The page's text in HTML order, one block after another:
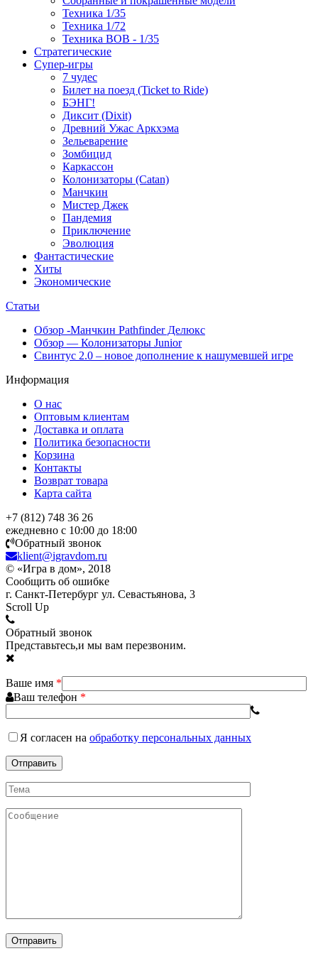
Техника 1/35
Техника 1/72
Техника ВОВ - 1/35
Стратегические
Супер-игры
7 чудес
Билет на поезд (Ticket to Ride)
БЭНГ!
Диксит (Dixit)
Древний Ужас Аркхэма
Зельеварение
Зомбицид
Каркассон
Колонизаторы (Catan)
Манчкин
Мистер Джек
Пандемия
Приключение
Эволюция
Фантастические
Хиты
Экономические
Статьи
Обзор -Манчкин Pathfinder Делюкс
Обзор — Колонизаторы Junior
Свинтус 2.0 – новое дополнение к нашумевшей игре
Информация
О нас
Оптовым клиентам
Доставка и оплата
Политика безопасности
Корзина
Контакты
Возврат товара
Карта сайта
+7 (812) 748 36 26
ежедневно с 10:00 до 18:00
Обратный звонок
klient@igravdom.ru
© «Игра в дом», 2018
Сообщить об ошибке
г. Санкт-Петербург ул. Севастьянова, 3
Scroll Up
Обратный звонок
Представьтесь,и мы вам перезвоним.
Ваше имя *
Ваш телефон *
Я согласен на обработку персональных данных